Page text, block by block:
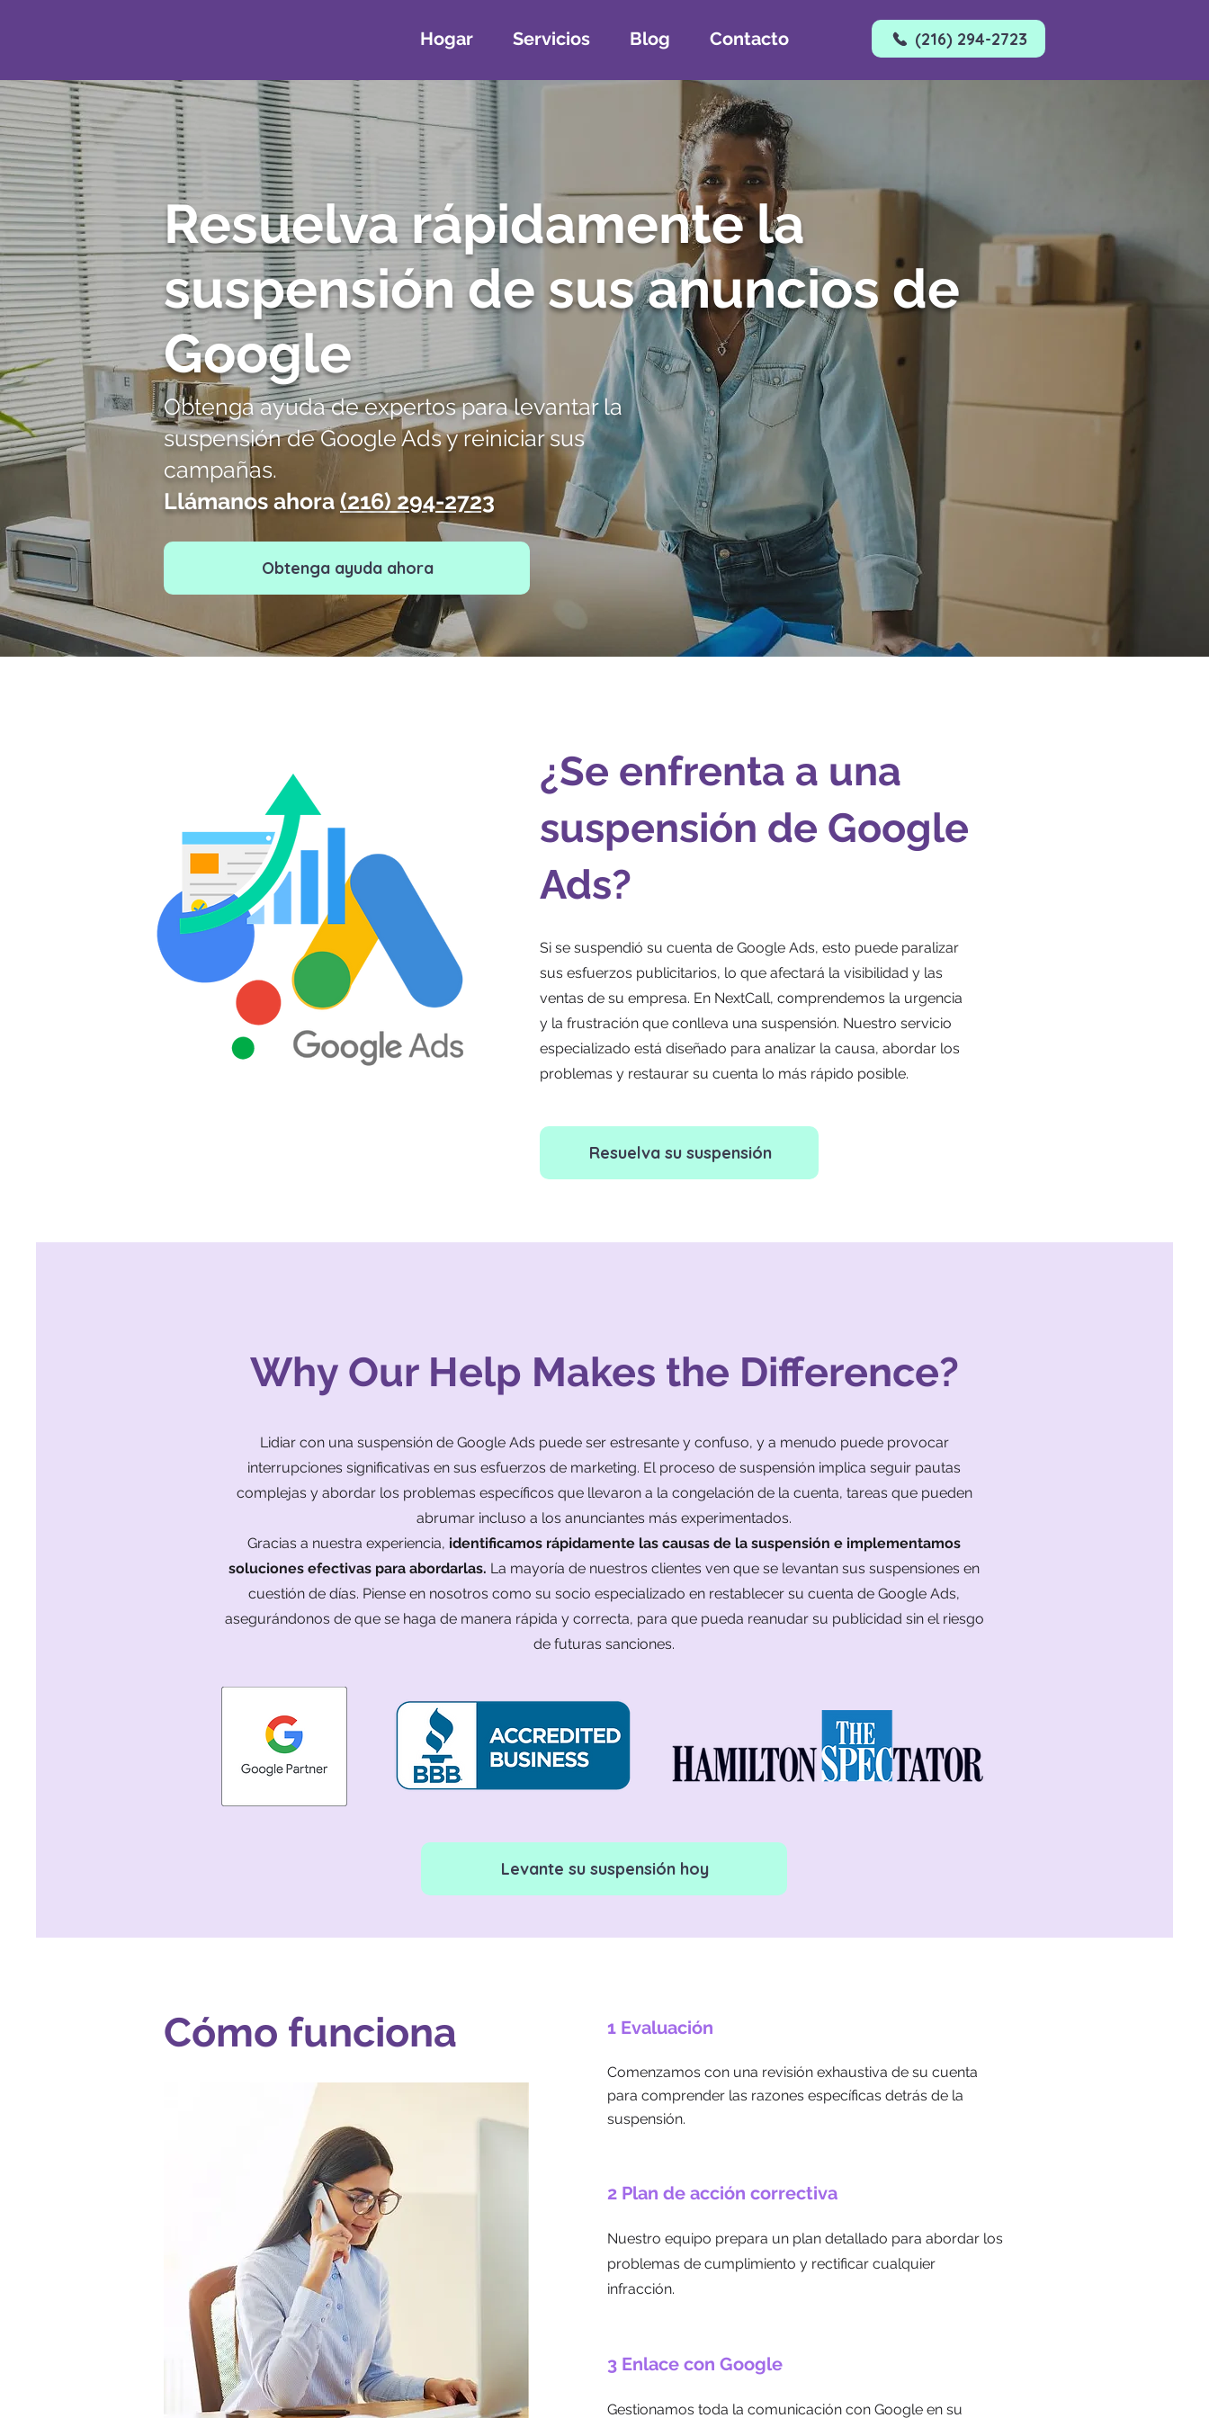
Hogar Servicios Blog Contacto (216) 294-2723
Resuelva rápidamente la
suspensión de sus anuncios de
Google
Obtenga ayuda de expertos para levantar la
suspensión de Google Ads y reiniciar sus
campañas.
Llámanos ahora (216) 294-2723
Obtenga ayuda ahora
¿Se enfrenta a una
suspensión de Google
Ads?
Si se suspendió su cuenta de Google Ads, esto puede paralizar
sus esfuerzos publicitarios, lo que afectará la visibilidad y las
ventas de su empresa. En NextCall, comprendemos la urgencia
y la frustración que conlleva una suspensión. Nuestro servicio
especializado está diseñado para analizar la causa, abordar los
problemas y restaurar su cuenta lo más rápido posible.
Resuelva su suspensión
Why Our Help Makes the Difference?
Lidiar con una suspensión de Google Ads puede ser estresante y confuso, y a menudo puede provocar
interrupciones significativas en sus esfuerzos de marketing. El proceso de suspensión implica seguir pautas
complejas y abordar los problemas específicos que llevaron a la congelación de la cuenta, tareas que pueden
abrumar incluso a los anunciantes más experimentados.
Gracias a nuestra experiencia, identificamos rápidamente las causas de la suspensión e implementamos
soluciones efectivas para abordarlas. La mayoría de nuestros clientes ven que se levantan sus suspensiones en
cuestión de días. Piense en nosotros como su socio especializado en restablecer su cuenta de Google Ads,
asegurándonos de que se haga de manera rápida y correcta, para que pueda reanudar su publicidad sin el riesgo
de futuras sanciones.
Levante su suspensión hoy
Cómo funciona 1 Evaluación
Comenzamos con una revisión exhaustiva de su cuenta
para comprender las razones específicas detrás de la
suspensión.
2 Plan de acción correctiva
Nuestro equipo prepara un plan detallado para abordar los
problemas de cumplimiento y rectificar cualquier
infracción.
3 Enlace con Google
Gestionamos toda la comunicación con Google en su